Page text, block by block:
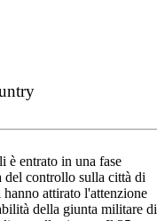
entrato in una fase
del controllo sulla città di
attirato l'attenzione
della giunta militare di